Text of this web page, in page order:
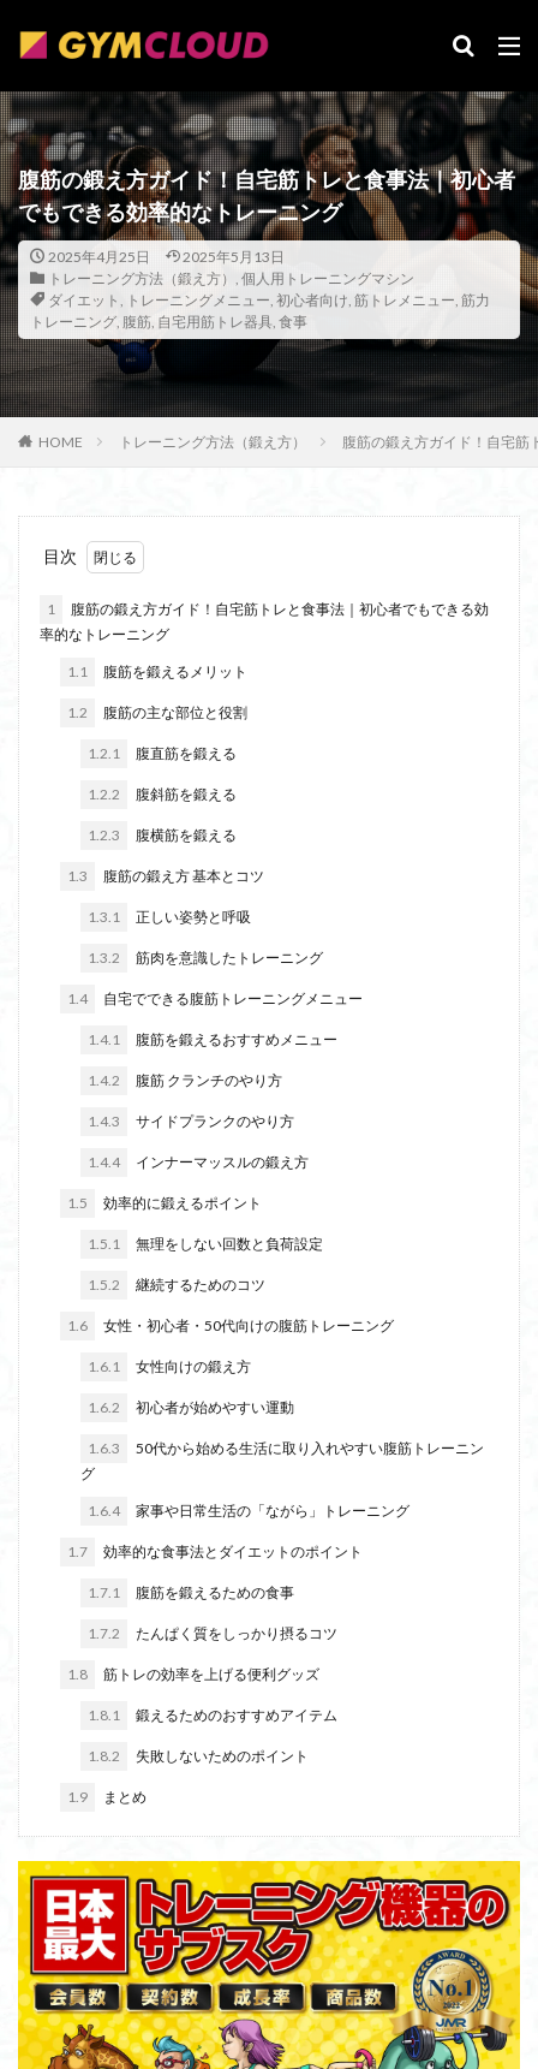
腹筋の鍛え方ガイド！自宅筋トレと食事法｜初心者
でもできる効率的なトレーニング
2025年4月25日
2025年5月13日
トレーニング方法（鍛え方） , 個人用トレーニングマシン
ダイエット , トレーニングメニュー, 初心者向け, 筋トレメニュー, 筋力
トレーニング, 腹筋, 自宅用筋トレ器具, 食事
HOME トレーニング方法（鍛え方） 腹筋の鍛え方ガイド！自宅筋
目次
1
腹筋の鍛え方ガイド！自宅筋トレと食事法｜初心者でもできる効
率的なトレーニング
1.1 腹筋を鍛えるメリット
1.2 腹筋の主な部位と役割
1.2.1 腹直筋を鍛える
1.2.2 腹斜筋を鍛える
1.2.3 腹横筋を鍛える
1.3 腹筋の鍛え方 基本とコツ
1.3.1 正しい姿勢と呼吸
1.3.2 筋肉を意識したトレーニング
1.4 自宅でできる腹筋トレーニングメニュー
1.4.1 腹筋を鍛えるおすすめメニュー
1.4.2 腹筋 クランチのやり方
1.4.3 サイドプランクのやり方
1.4.4 インナーマッスルの鍛え方
1.5 効率的に鍛えるポイント
1.5.1 無理をしない回数と負荷設定
1.5.2 継続するためのコツ
1.6 女性・初心者・50代向けの腹筋トレーニング
1.6.1 女性向けの鍛え方
1.6.2 初心者が始めやすい運動
1.6.3
50代から始める生活に取り入れやすい腹筋トレーニン
グ
1.6.4 家事や日常生活の「ながら」トレーニング
1.7 効率的な食事法とダイエットのポイント
1.7.1 腹筋を鍛えるための食事
1.7.2 たんぱく質をしっかり摂るコツ
1.8 筋トレの効率を上げる便利グッズ
1.8.1 鍛えるためのおすすめアイテム
1.8.2 失敗しないためのポイント
1.9 まとめ
カテゴリー
タグ
24時間ジム 前腕筋群 基礎代謝
営業代行
商圏調査
品川 可変式ダンベル買取
可動域
参加方法
効果 助成金
利用条件
天然コルセット
初期費用 初心者向け
出張買取
処分
再入会
全米エクササイズ&スポーツトレーナー協会
入会資格
大胸筋
姿勢改善 入会手順
懸垂マシン
店頭入会
対応エリア
安全性 宅配買取
入会方法
入会手続き
一括見積り
一括査定
ローワーバック
ローイングマシン
レベル別
レベル
ランキング
上級者向け
入会キャンペーン
低酸素マシン
健康経営
個人用トレーニングマシン
価格比較
使い分け
体験レッスン
体幹トレーニング
体幹
ラットプルダウンマシン
買取業者
買取査定 買取方法
買い取り査定
調整機能
解約方法
資格 見積もり依頼
複合型マシン
補助金
融資
自宅用筋トレ器具
酸素カプセル
高地トレーニング
高価買取
食事療法
背筋
月会費 油圧式マシン
瞬発力
睡眠 目的別 疲労骨折
申請方法
無人ジム 注意点
水泳
査定
期日 有酸素運動
有酸素マシン
社内スポーツジム
福利厚生 背中
管理組合
股関節
締日 締切日 締め切り
経営者
経営・ファイナンス
経営 糖質制限
糖尿病
筋膜リリースガン
福利厚生ジム
筋膜リリース
筋肉系YouTuber
筋力トレーニング
筋トレメニュー